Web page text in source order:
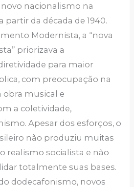
nacionalismo na
partir da década de 1940.
Modernista, a “nova
priorizava a
para maior
com preocupação na
obra musical e
a coletividade,
Apesar dos esforços, o
não produziu muitas
realismo socialista e não
totalmente suas bases.
dodecafonismo, novos